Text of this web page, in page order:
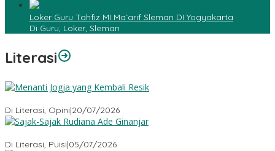
Loker Guru Tahfiz MI Ma`arif Sleman DI Yogyakarta
Di Guru, Loker, Sleman
Literasi
Di Literasi, Opini|20/07/2026
Di Literasi, Puisi|05/07/2026